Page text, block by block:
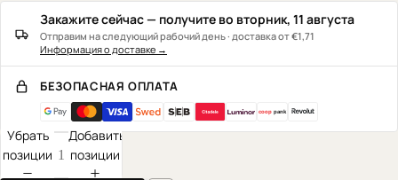
Закажите сейчас — получите во вторник, 11 августа
Отправим на следующий рабочий день · доставка от €1,71
Информация о доставке →
БЕЗОПАСНАЯ ОПЛАТА
cooppank
Убрать
позиции
Добавить
позиции